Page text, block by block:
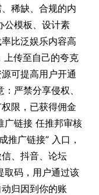
稀缺、合规的内
公模板、设计素
比泛娱乐内容高
上传至自己的夸克
可提高用户开通
严禁分享侵权、
限，已获得佣金
广链接 任推邦审核
推广链接” 入口，
、抖音、论坛
取码，用户通过该
归因到你的账